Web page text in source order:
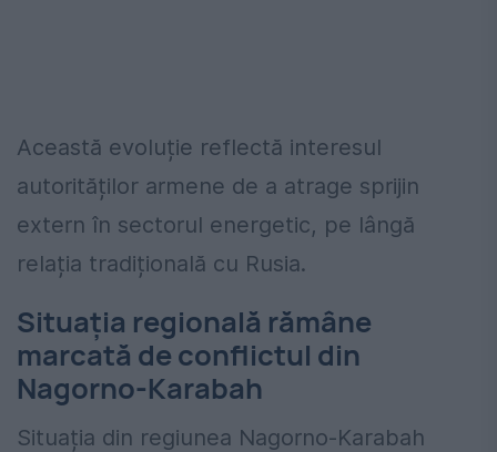
Această evoluție reflectă interesul
autorităților armene de a atrage sprijin
extern în sectorul energetic, pe lângă
relația tradițională cu Rusia.
Situația regională rămâne
marcată de conflictul din
Nagorno-Karabah
Situația din regiunea Nagorno-Karabah